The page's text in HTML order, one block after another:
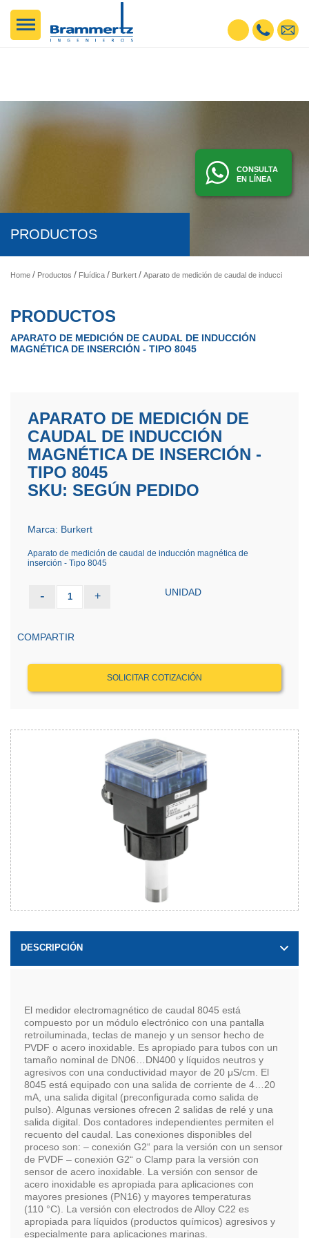
CONSULTA
EN LÍNEA
PRODUCTOS
Home Productos Fluídica Burkert Aparato de medición de caudal de inducción magnética de inserción
PRODUCTOS
APARATO DE MEDICIÓN DE CAUDAL DE INDUCCIÓN
MAGNÉTICA DE INSERCIÓN - TIPO 8045
APARATO DE MEDICIÓN DE
CAUDAL DE INDUCCIÓN
MAGNÉTICA DE INSERCIÓN -
TIPO 8045
SKU: SEGÚN PEDIDO
Marca: Burkert
Aparato de medición de caudal de inducción magnética de
inserción - Tipo 8045
- 1 + UNIDAD
COMPARTIR
SOLICITAR COTIZACIÓN
DESCRIPCIÓN
El medidor electromagnético de caudal 8045 está
compuesto por un módulo electrónico con una pantalla
retroiluminada, teclas de manejo y un sensor hecho de
PVDF o acero inoxidable. Es apropiado para tubos con un
tamaño nominal de DN06…DN400 y líquidos neutros y
agresivos con una conductividad mayor de 20 μS/cm. El
8045 está equipado con una salida de corriente de 4…20
mA, una salida digital (preconfigurada como salida de
pulso). Algunas versiones ofrecen 2 salidas de relé y una
salida digital. Dos contadores independientes permiten el
recuento del caudal. Las conexiones disponibles del
proceso son: – conexión G2“ para la versión con un sensor
de PVDF – conexión G2“ o Clamp para la versión con
sensor de acero inoxidable. La versión con sensor de
acero inoxidable es apropiada para aplicaciones con
mayores presiones (PN16) y mayores temperaturas
(110 °C). La versión con electrodos de Alloy C22 es
apropiada para líquidos (productos químicos) agresivos y
especialmente para aplicaciones marinas.